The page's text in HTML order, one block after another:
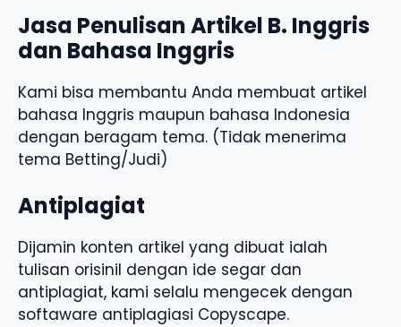
Jasa Penulisan Artikel B. Inggris
dan Bahasa Inggris
Kami bisa membantu Anda membuat artikel
bahasa Inggris maupun bahasa Indonesia
dengan beragam tema. (Tidak menerima
tema Betting/Judi)
Antiplagiat
Dijamin konten artikel yang dibuat ialah
tulisan orisinil dengan ide segar dan
antiplagiat, kami selalu mengecek dengan
softaware antiplagiasi Copyscape.